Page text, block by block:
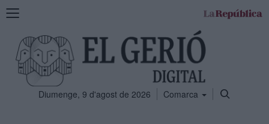
Mostra
navegació
Diumenge, 9 d'agost de 2026 Comarca